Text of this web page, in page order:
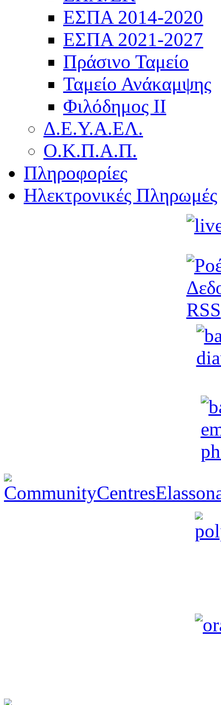
ΕΣΠΑ 2014-2020
ΕΣΠΑ 2021-2027
Πράσινο Ταμείο
Ταμείο Ανάκαμψης
Φιλόδημος ΙΙ
Δ.Ε.Υ.Α.ΕΛ.
Ο.Κ.Π.Α.Π.
Πληροφορίες
Ηλεκτρονικές Πληρωμές